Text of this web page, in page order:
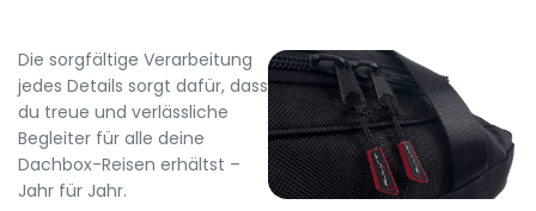
Die sorgfältige Verarbeitung
jedes Details sorgt dafür, dass
du treue und verlässliche
Begleiter für alle deine
Dachbox-Reisen erhältst –
Jahr für Jahr.